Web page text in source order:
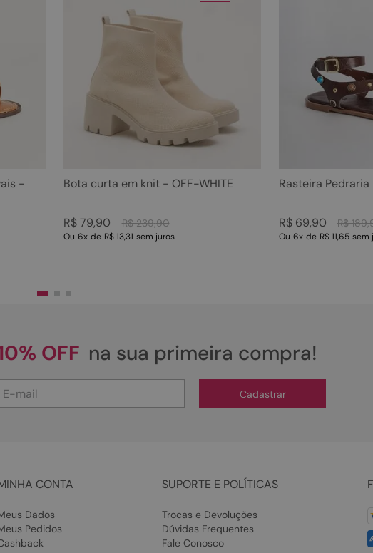
-
Bota curta em knit - OFF-WHITE
R$ 239,90
R$ 79,90
Ou 6x de R$ 13,31 sem juros
Rasteira Pedraria
R$ 189,
R$ 69,90
Ou 6x de R$ 11,65 sem
OFF na sua primeira compra!
Cadastrar
CONTA
Dados
Pedidos
SUPORTE E POLÍTICAS
Trocas e Devoluções
Dúvidas Frequentes
Fale Conosco